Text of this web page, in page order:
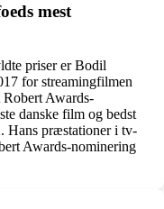
mest
priser er Bodil
for streamingfilmen
Robert Awards-
danske film og bedst
Hans præstationer i tv-
Awards-nominering